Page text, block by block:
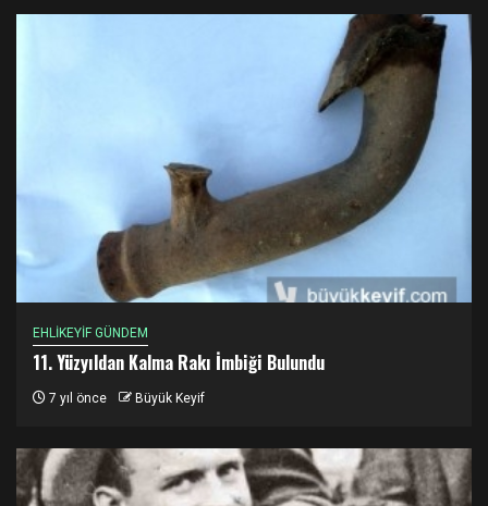
EHLİKEYİF GÜNDEM
11. Yüzyıldan Kalma Rakı İmbiği Bulundu
7 yıl önce Büyük Keyif